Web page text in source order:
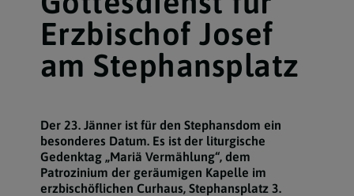
Erzbischof Josef
am Stephansplatz
Der 23. Jänner ist für den Stephansdom ein
besonderes Datum. Es ist der liturgische
Gedenktag „Mariä Vermählung“, dem
Patrozinium der geräumigen Kapelle im
erzbischöflichen Curhaus, Stephansplatz 3.